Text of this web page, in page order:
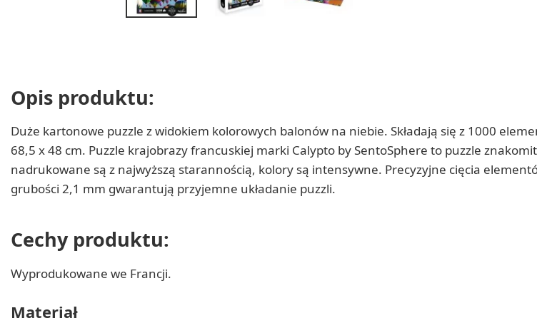
Opis produktu:
Duże kartonowe puzzle z widokiem kolorowych balonów na niebie. Składają się z 1000
68,5 x 48 cm. Puzzle krajobrazy francuskiej marki Calypto by SentoSphere to puzzle
nadrukowane są z najwyższą starannością, kolory są intensywne. Precyzyjne cięcia
grubości 2,1 mm gwarantują przyjemne układanie puzzli.
Cechy produktu:
Wyprodukowane we Francji.
Materiał